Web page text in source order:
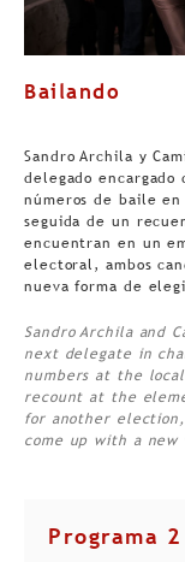
Bailando
Sandro Archila y
delegado
números de baile
seguida de un
encuentran en un
electoral, ambos
nueva forma de
Sandro Archila and
next delegate in
numbers at the
recount at the
for another
come up with a new
Programa 2